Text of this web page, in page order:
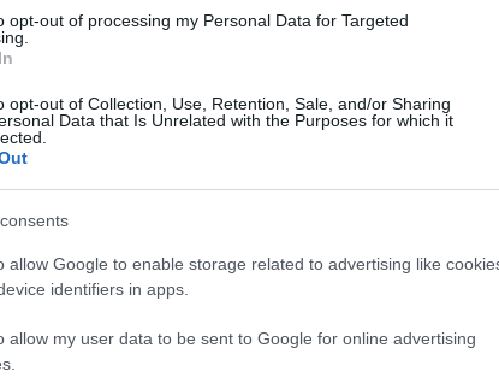
opt-out of processing my Personal Data for Targeted
opt-out of Collection, Use, Retention, Sale, and/or Sharing
Data that Is Unrelated with the Purposes for which it
allow Google to enable storage related to advertising like
identifiers in apps.
allow my user data to be sent to Google for online advertising
Λεωφόρο